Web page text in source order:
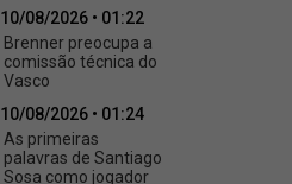
10/08/2026 • 01:22
Brenner preocupa a
comissão técnica do
Vasco
10/08/2026 • 01:24
As primeiras
palavras de Santiago
Sosa como jogador